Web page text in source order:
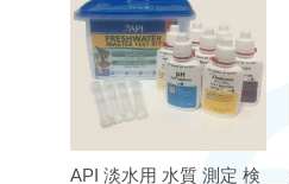
API 淡水用 水質 測定 検